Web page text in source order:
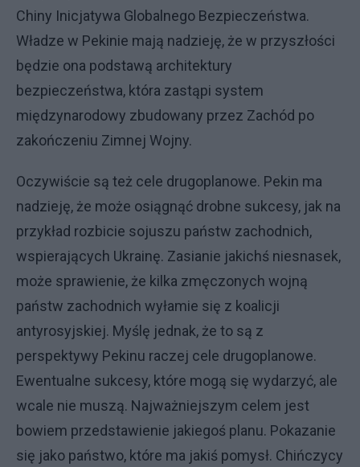
Chiny Inicjatywa Globalnego Bezpieczeństwa.
Władze w Pekinie mają nadzieję, że w przyszłości
będzie ona podstawą architektury
bezpieczeństwa, która zastąpi system
międzynarodowy zbudowany przez Zachód po
zakończeniu Zimnej Wojny.
Oczywiście są też cele drugoplanowe. Pekin ma
nadzieję, że może osiągnąć drobne sukcesy, jak na
przykład rozbicie sojuszu państw zachodnich,
wspierających Ukrainę. Zasianie jakichś niesnasek,
może sprawienie, że kilka zmęczonych wojną
państw zachodnich wyłamie się z koalicji
antyrosyjskiej. Myślę jednak, że to są z
perspektywy Pekinu raczej cele drugoplanowe.
Ewentualne sukcesy, które mogą się wydarzyć, ale
wcale nie muszą. Najważniejszym celem jest
bowiem przedstawienie jakiegoś planu. Pokazanie
się jako państwo, które ma jakiś pomysł. Chińczycy